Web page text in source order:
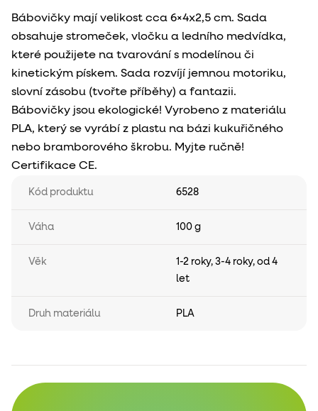
Bábovičky mají velikost cca 6×4x2,5 cm. Sada
obsahuje stromeček, vločku a ledního medvídka,
které použijete na tvarování s modelínou či
kinetickým pískem. Sada rozvíjí jemnou motoriku,
slovní zásobu (tvořte příběhy) a fantazii.
Bábovičky jsou ekologické! Vyrobeno z materiálu
PLA, který se vyrábí z plastu na bázi kukuřičného
nebo bramborového škrobu. Myjte ručně!
Certifikace CE.
Kód produktu 6528
Váha 100 g
Věk 1-2 roky, 3-4 roky, od 4
let
Druh materiálu PLA